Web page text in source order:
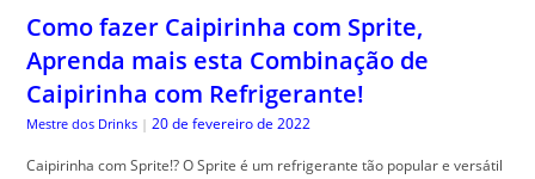
Como fazer Caipirinha com Sprite,
Aprenda mais esta Combinação de
Caipirinha com Refrigerante!
Mestre dos Drinks | 20 de fevereiro de 2022
Caipirinha com Sprite!? O Sprite é um refrigerante tão popular e versátil